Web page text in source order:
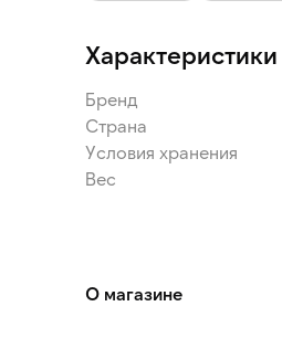
Характеристики
Бренд
Страна
Условия хранения
Вес
О магазине